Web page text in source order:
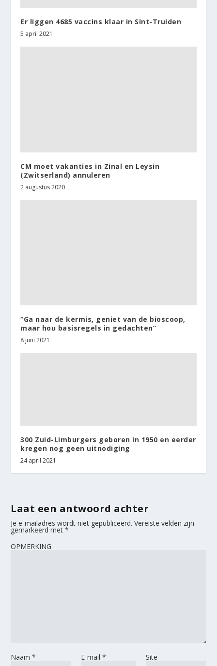
Er liggen 4685 vaccins klaar in Sint-Truiden
5 april 2021
CM moet vakanties in Zinal en Leysin
(Zwitserland) annuleren
2 augustus 2020
“Ga naar de kermis, geniet van de bioscoop,
maar hou basisregels in gedachten”
8 juni 2021
300 Zuid-Limburgers geboren in 1950 en eerder
kregen nog geen uitnodiging
24 april 2021
Laat een antwoord achter
Je e-mailadres wordt niet gepubliceerd. Vereiste velden zijn
gemarkeerd met*
OPMERKING
Naam* E-mail * Site